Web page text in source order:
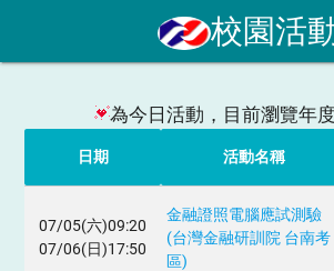
校園活
為今日活動，目前瀏覽年
日期 活動名稱
07/05(六)09:20
07/06(日)17:50
金融證照電腦應試測驗
(台灣金融研訓院 台南考
區)